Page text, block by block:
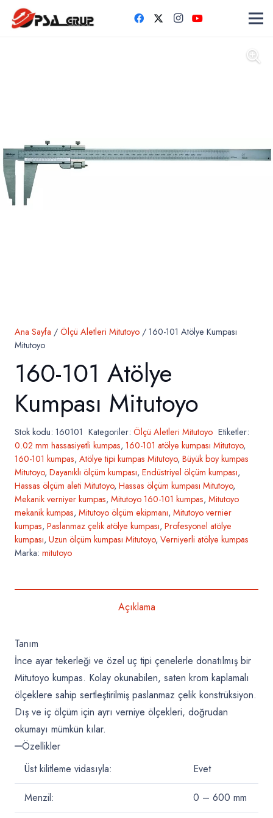
Ana Sayfa / Ölçü Aletleri Mitutoyo / 160-101 Atölye Kumpası
Mitutoyo
160-101 Atölye
Kumpası Mitutoyo
Stok kodu: 160101 Kategoriler: Ölçü Aletleri Mitutoyo Etiketler:
0.02 mm hassasiyetli kumpas, 160-101 atölye kumpası Mitutoyo,
160-101 kumpas, Atölye tipi kumpas Mitutoyo, Büyük boy kumpas
Mitutoyo, Dayanıklı ölçüm kumpası, Endüstriyel ölçüm kumpası,
Hassas ölçüm aleti Mitutoyo, Hassas ölçüm kumpası Mitutoyo,
Mekanik verniyer kumpas, Mitutoyo 160-101 kumpas, Mitutoyo
mekanik kumpas, Mitutoyo ölçüm ekipmanı, Mitutoyo vernier
kumpas, Paslanmaz çelik atölye kumpası, Profesyonel atölye
kumpası, Uzun ölçüm kumpası Mitutoyo, Verniyerli atölye kumpas
Marka: mitutoyo
Açıklama
Tanım
İnce ayar tekerleği ve özel uç tipi çenelerle donatılmış bir
Mitutoyo kumpas. Kolay okunabilen, saten krom kaplamalı
ölçeklere sahip sertleştirilmiş paslanmaz çelik konstrüksiyon.
Dış ve iç ölçüm için ayrı verniye ölçekleri, doğrudan
okumayı mümkün kılar.
Özellikler
Üst kilitleme vidasıyla:
Evet
Menzil: 0 – 600 mm